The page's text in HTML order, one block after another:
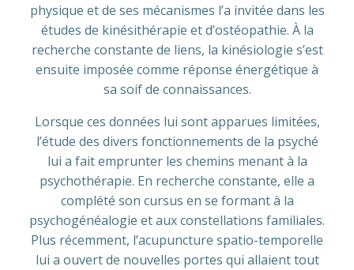
physique et de ses mécanismes l’a invitée dans les
études de kinésithérapie et d’ostéopathie. À la
recherche constante de liens, la kinésiologie s’est
ensuite imposée comme réponse énergétique à
sa soif de connaissances.
Lorsque ces données lui sont apparues limitées,
l’étude des divers fonctionnements de la psyché
lui a fait emprunter les chemins menant à la
psychothérapie. En recherche constante, elle a
complété son cursus en se formant à la
psychogénéalogie et aux constellations familiales.
Plus récemment, l’acupuncture spatio-temporelle
lui a ouvert de nouvelles portes qui allaient tout